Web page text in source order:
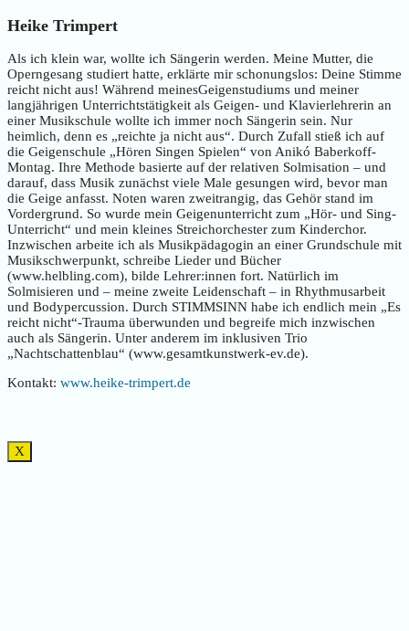
Heike Trimpert
Als ich klein war, wollte ich Sängerin werden. Meine Mutter, die
Operngesang studiert hatte, erklärte mir schonungslos: Deine Stimme
reicht nicht aus! Während meinesGeigenstudiums und meiner
langjährigen Unterrichtstätigkeit als Geigen- und Klavierlehrerin an
einer Musikschule wollte ich immer noch Sängerin sein. Nur
heimlich, denn es „reichte ja nicht aus“. Durch Zufall stieß ich auf
die Geigenschule „Hören Singen Spielen“ von Anikó Baberkoff-
Montag. Ihre Methode basierte auf der relativen Solmisation – und
darauf, dass Musik zunächst viele Male gesungen wird, bevor man
die Geige anfasst. Noten waren zweitrangig, das Gehör stand im
Vordergrund. So wurde mein Geigenunterricht zum „Hör- und Sing-
Unterricht“ und mein kleines Streichorchester zum Kinderchor.
Inzwischen arbeite ich als Musikpädagogin an einer Grundschule mit
Musikschwerpunkt, schreibe Lieder und Bücher
(www.helbling.com), bilde Lehrer:innen fort. Natürlich im
Solmisieren und – meine zweite Leidenschaft – in Rhythmusarbeit
und Bodypercussion. Durch STIMMSINN habe ich endlich mein „Es
reicht nicht“-Trauma überwunden und begreife mich inzwischen
auch als Sängerin. Unter anderem im inklusiven Trio
„Nachtschattenblau“ (www.gesamtkunstwerk-ev.de).
Kontakt: www.heike-trimpert.de
X